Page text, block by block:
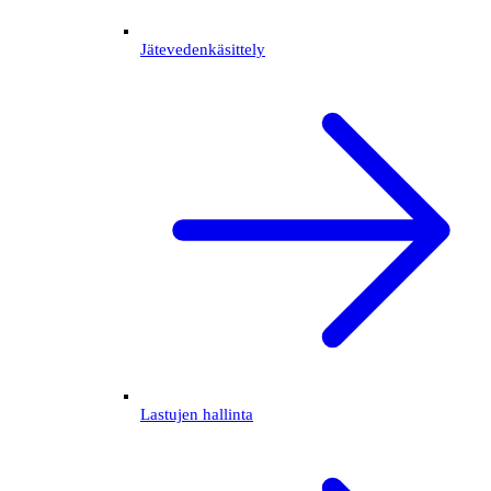
Jätevedenkäsittely
Lastujen hallinta